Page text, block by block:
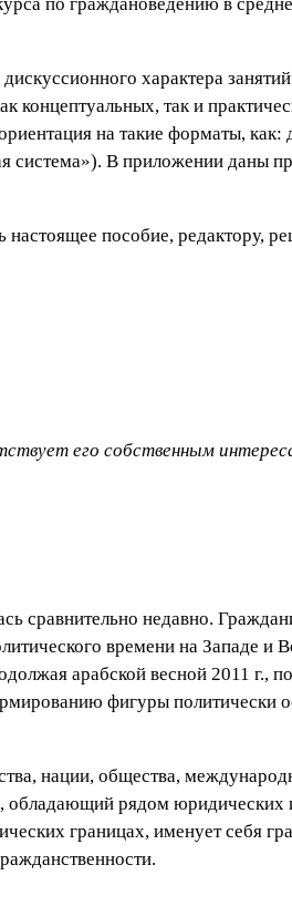
характера
концептуальных, так и
на такие форматы, как:
система»). В приложении даны
пособие, редактору,
его собственным
сравнительно недавно.
времени на Западе и
арабской весной 2011 г.,
фигуры политически
нации, общества,
обладающий рядом юридических
границах, именует себя